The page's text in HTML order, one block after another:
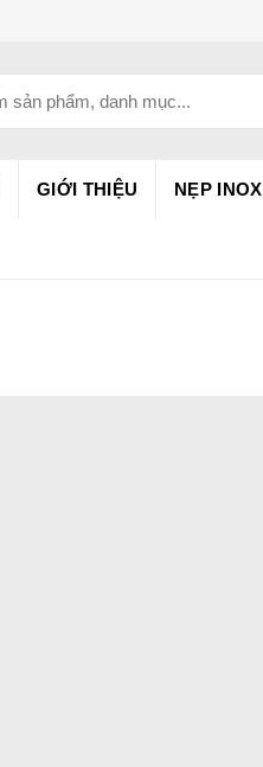
GIỚI THIỆU NẸP INOX